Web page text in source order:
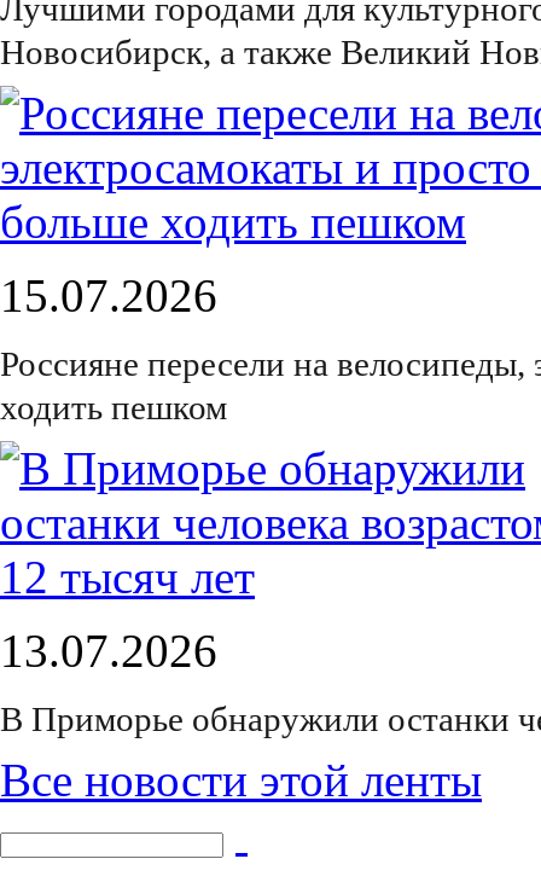
Лучшими городами для
Новосибирск, а также Великий
15.07.2026
Россияне пересели на
ходить пешком
13.07.2026
В Приморье обнаружили останки
Все новости этой ленты